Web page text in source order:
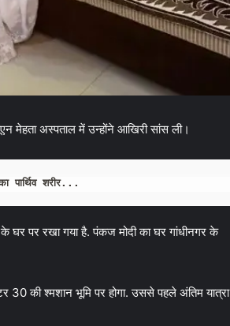
मेहता अस्पताल में उन्होंने आखिरी सांस ली।
पार्थिव शरीर...
के घर पर रखा गया है. पंकज मोदी का घर गांधीनगर के
30 की श्मशान भूमि पर होगा. उससे पहले अंतिम यात्रा